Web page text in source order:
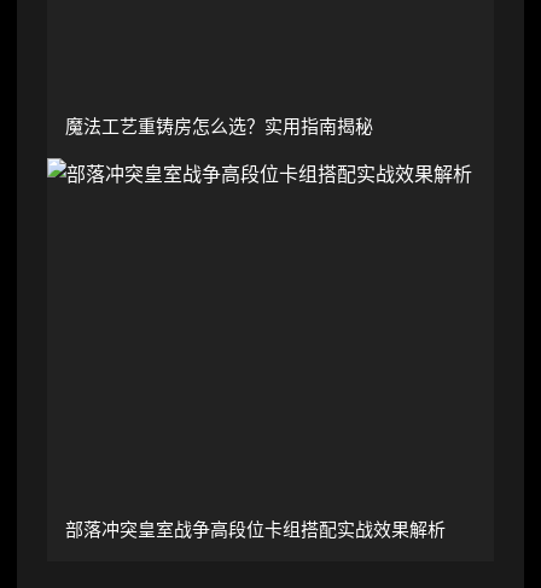
魔法工艺重铸房怎么选？实用指南揭秘
部落冲突皇室战争高段位卡组搭配实战效果解析